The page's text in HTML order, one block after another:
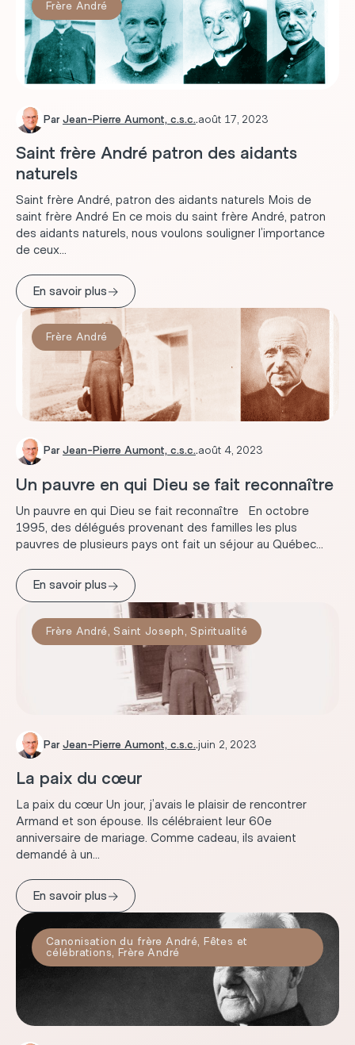
Frère André
Par Jean-Pierre Aumont, c.s.c..août 17, 2023
Saint frère André patron des aidants
naturels
Saint frère André, patron des aidants naturels Mois de
saint frère André En ce mois du saint frère André, patron
des aidants naturels, nous voulons souligner l’importance
de ceux...
En savoir plus→
Frère André
Par Jean-Pierre Aumont, c.s.c..août 4, 2023
Un pauvre en qui Dieu se fait reconnaître
Un pauvre en qui Dieu se fait reconnaître En octobre
1995, des délégués provenant des familles les plus
pauvres de plusieurs pays ont fait un séjour au Québec...
En savoir plus→
Frère André,Saint Joseph,Spiritualité
Par Jean-Pierre Aumont, c.s.c..juin 2, 2023
La paix du cœur
La paix du cœur Un jour, j’avais le plaisir de rencontrer
Armand et son épouse. Ils célébraient leur 60e
anniversaire de mariage. Comme cadeau, ils avaient
demandé à un...
En savoir plus→
Canonisation du frère André, Fêtes et
célébrations, Frère André